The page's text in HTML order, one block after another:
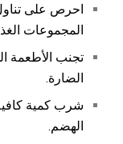
احرص على
المجموعات
تجنب الأطعمة
الضارة.
شرب كمية
الهضم.